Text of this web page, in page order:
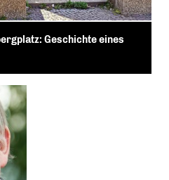
Geschichte eines